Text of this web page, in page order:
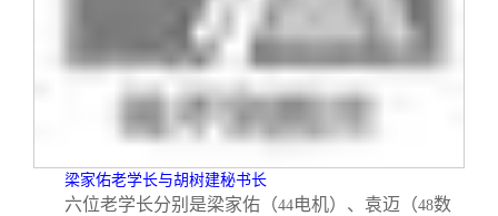
梁家佑老学长与胡树建秘书长
六位老学长分别是梁家佑（44电机）、袁迈（48数